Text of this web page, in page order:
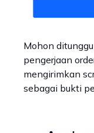
Mohon
pengerjaan
mengirimkan
sebagai bukti